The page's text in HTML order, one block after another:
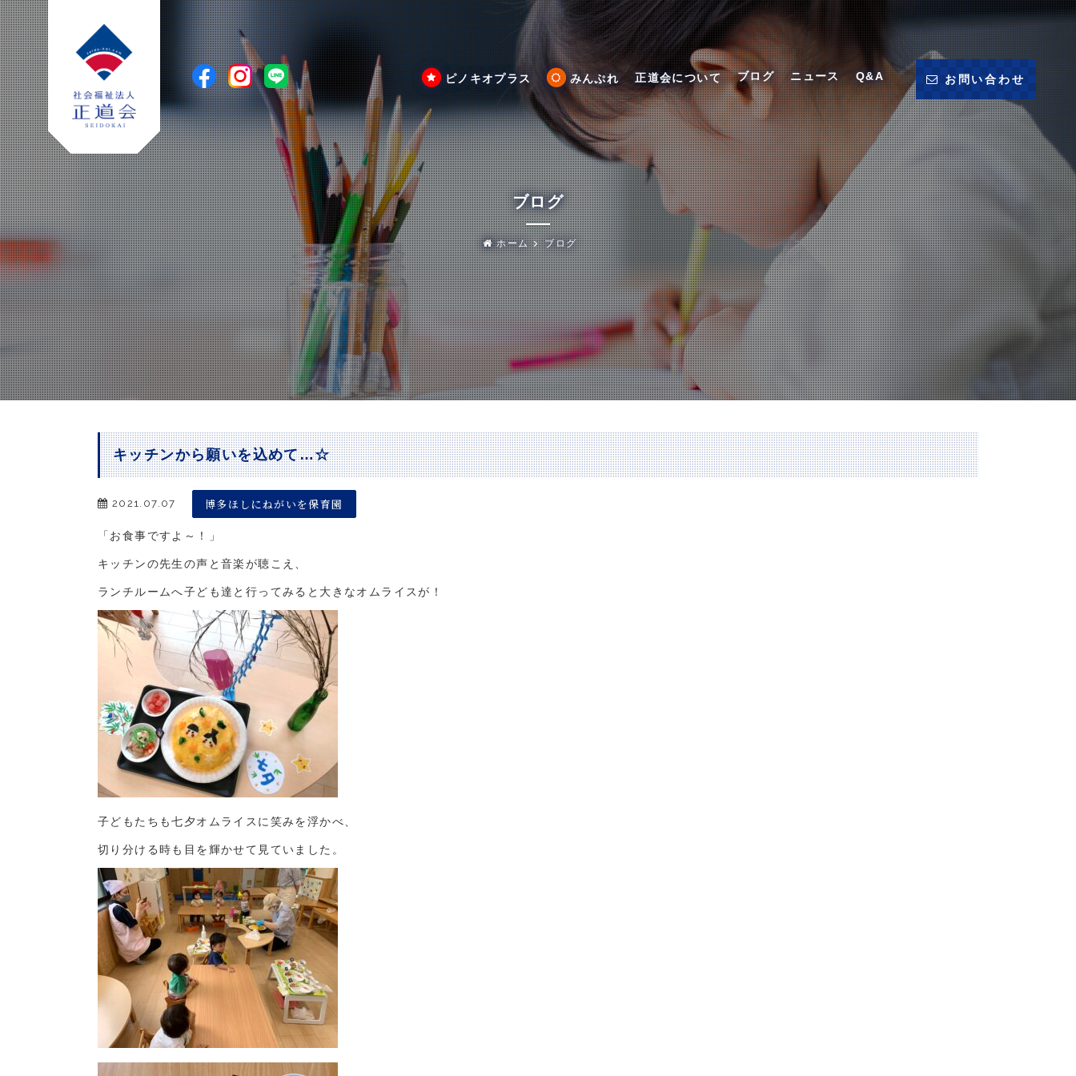
ピノキオプラス みんぷれ 正道会について ブログ ニュース Q&A お問い合わせ
ブログ
ホーム ブログ
キッチンから願いを込めて…☆
2021.07.07 博多ほしにねがいを保育園
「お食事ですよ～！」
キッチンの先生の声と音楽が聴こえ、
ランチルームへ子ども達と行ってみると大きなオムライスが！
子どもたちも七夕オムライスに笑みを浮かべ、
切り分ける時も目を輝かせて見ていました。